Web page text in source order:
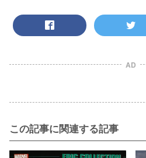
AD
この記事に関連する記事